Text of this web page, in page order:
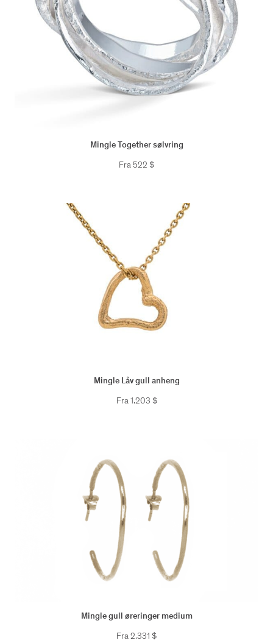
Mingle Together sølvring
Fra522 $
Mingle Låv gull anheng
Fra1.203 $
Mingle gull øreringer medium
Fra2.331 $